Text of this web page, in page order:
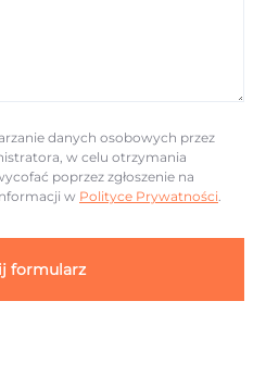
danych osobowych przez
w celu otrzymania
poprzez zgłoszenie na
w Polityce Prywatności.
formularz